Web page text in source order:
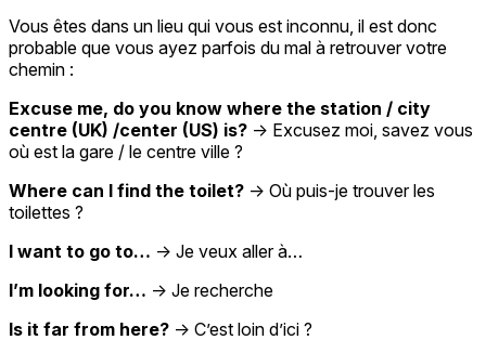
Vous êtes dans un lieu qui vous est inconnu, il est donc
probable que vous ayez parfois du mal à retrouver votre
chemin :
Excuse me, do you know where the station / city
centre (UK) /center (US) is? → Excusez moi, savez vous
où est la gare / le centre ville ?
Where can I find the toilet? → Où puis-je trouver les
toilettes ?
I want to go to… → Je veux aller à…
I’m looking for… → Je recherche
Is it far from here? → C’est loin d’ici ?